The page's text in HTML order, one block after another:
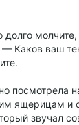
молчите,
— Каков ваш
посмотрела
ящерицам и
звучал